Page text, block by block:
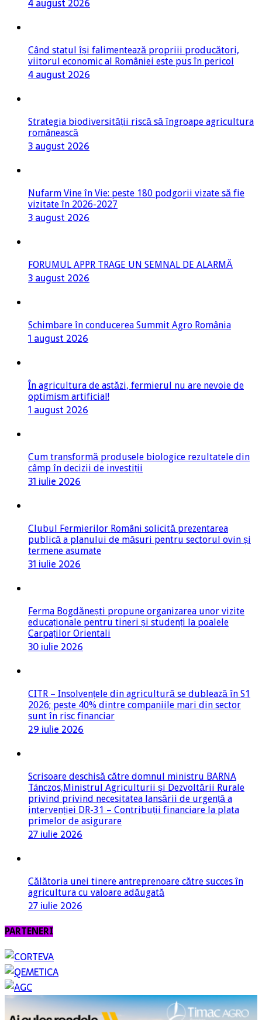
Când statul își falimentează propriii producători,
viitorul economic al României este pus în pericol
4 august 2026
Strategia biodiversității riscă să îngroape agricultura
românească
3 august 2026
Nufarm Vine în Vie: peste 180 podgorii vizate să fie
vizitate în 2026-2027
3 august 2026
FORUMUL APPR TRAGE UN SEMNAL DE ALARMĂ
3 august 2026
Schimbare în conducerea Summit Agro România
1 august 2026
În agricultura de astăzi, fermierul nu are nevoie de
optimism artificial!
1 august 2026
Cum transformă produsele biologice rezultatele din
câmp în decizii de investiții
31 iulie 2026
Clubul Fermierilor Români solicită prezentarea
publică a planului de măsuri pentru sectorul ovin și
termene asumate
31 iulie 2026
Ferma Bogdănești propune organizarea unor vizite
educaționale pentru tineri și studenți la poalele
Carpaților Orientali
30 iulie 2026
CITR – Insolvențele din agricultură se dublează în S1
2026; peste 40% dintre companiile mari din sector
sunt în risc financiar
29 iulie 2026
Scrisoare deschisă către domnul ministru BARNA
Tánczos,Ministrul Agriculturii și Dezvoltării Rurale
privind privind necesitatea lansării de urgență a
intervenției DR-31 – Contribuții financiare la plata
primelor de asigurare
27 iulie 2026
Călătoria unei tinere antreprenoare către succes în
agricultura cu valoare adăugată
27 iulie 2026
PARTENERI